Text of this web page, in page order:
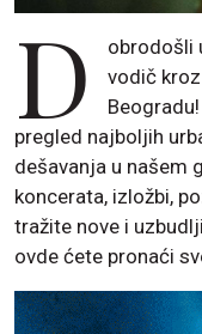
D
obrodošli
vodič
pregled najboljih
dešavanja u našem
koncerata, izložbi,
tražite nove i
ovde ćete pronaći